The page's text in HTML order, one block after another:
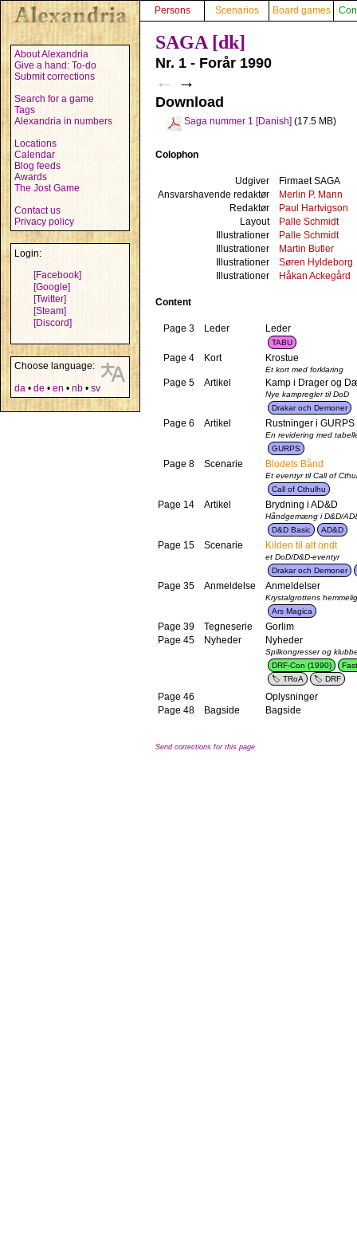
About Alexandria
Give a hand: To-do
Submit corrections
Search for a game
Tags
Alexandria in numbers
Locations
Calendar
Blog feeds
Awards
The Jost Game
Contact us
Privacy policy
Login:
[Facebook]
[Google]
[Twitter]
[Steam]
[Discord]
Choose language:
da • de • en • nb • sv
Persons Scenarios Board games
SAGA [dk]
Nr. 1 - Forår 1990
← →
Download
Saga nummer 1 [Danish] (17.5 MB)
Colophon
Udgiver
Firmaet SAGA
Ansvarshavende redaktør
Merlin P. Mann
Redaktør
Paul Hartvigson
Layout
Palle Schmidt
Illustrationer
Palle Schmidt
Illustrationer
Martin Butler
Illustrationer
Søren Hyldeborg
Illustrationer
Håkan Ackegård
Content
Page 3 Leder Leder
TABU
Page 4 Kort Krostue
Et kort med forklaring
Page 5 Artikel Kamp i Drager og
Nye kampregler til DoD
Drakar och Demoner
Page 6 Artikel Rustninger i GURPS
En revidering med
GURPS
Page 8 Scenarie Blodets Bånd
Et eventyr til Call of
Call of Cthulhu
Page 14 Artikel Brydning i AD&D
Håndgemæng i D&D/
D&D Basic
AD&D
Page 15 Scenarie Kilden til alt ondt
et DoD/D&D-eventyr
Drakar och Demoner
Page 35 Anmeldelse Anmeldelser
Krystalgrottens
Ars Magica
Page 39 Tegneserie
Gorlim
Page 45
Nyheder Nyheder
Spilkongresser og
DRF-Con (1990)
TRoA
DRF
Page 46
Oplysninger
Page 48
Bagside Bagside
Send corrections for this page